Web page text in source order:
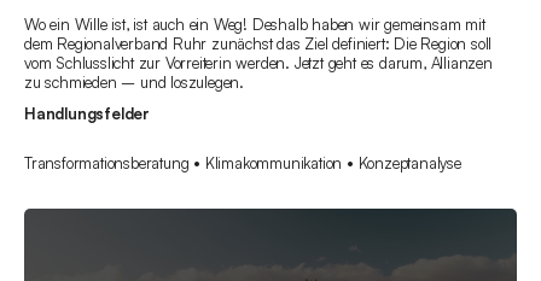
Wo ein Wille ist, ist auch ein Weg! Deshalb haben wir gemeinsam mit
dem Regionalverband Ruhr zunächst das Ziel definiert: Die Region soll
vom Schlusslicht zur Vorreiterin werden. Jetzt geht es darum, Allianzen
zu schmieden – und loszulegen.
Handlungsfelder
Transformationsberatung • Klimakommunikation • Konzeptanalyse